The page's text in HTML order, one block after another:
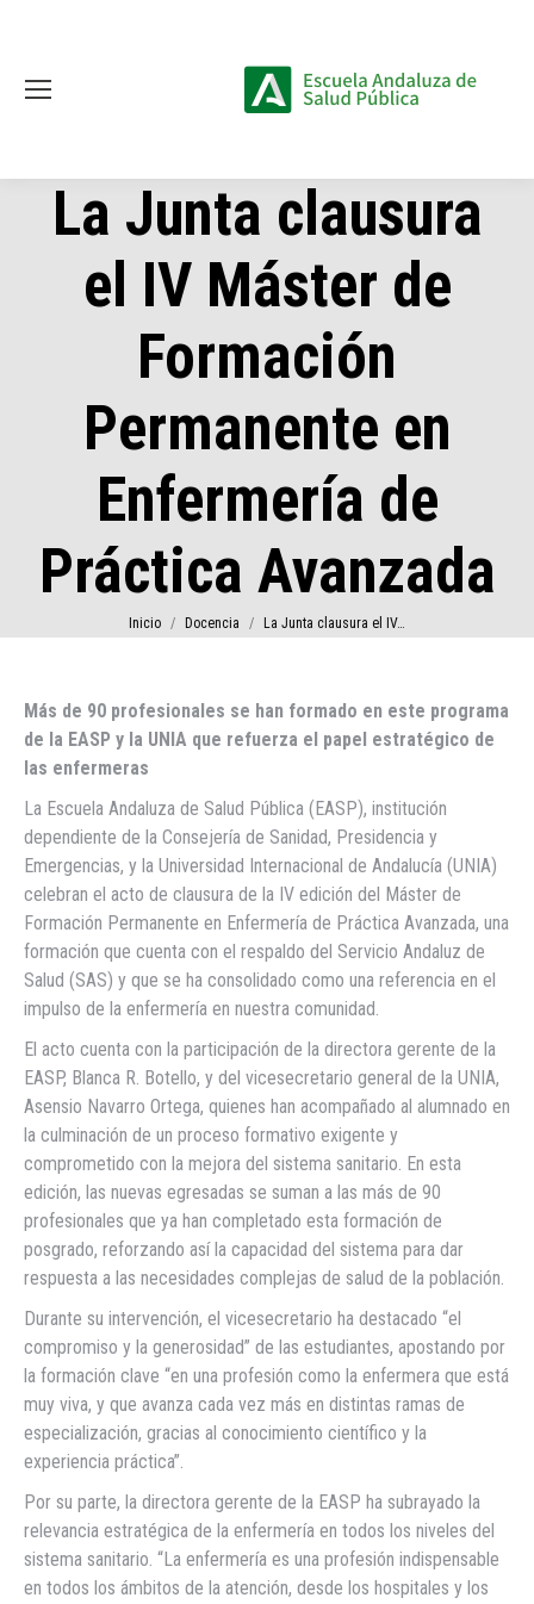
La Junta clausura
el IV Máster de
Formación
Permanente en
Enfermería de
Práctica Avanzada
Estás aquí:
Inicio Docencia La Junta clausura el IV…
Más de 90 profesionales se han formado en este programa
de la EASP y la UNIA que refuerza el papel estratégico de
las enfermeras
La Escuela Andaluza de Salud Pública (EASP), institución
dependiente de la Consejería de Sanidad, Presidencia y
Emergencias, y la Universidad Internacional de Andalucía (UNIA)
celebran el acto de clausura de la IV edición del Máster de
Formación Permanente en Enfermería de Práctica Avanzada, una
formación que cuenta con el respaldo del Servicio Andaluz de
Salud (SAS) y que se ha consolidado como una referencia en el
impulso de la enfermería en nuestra comunidad.
El acto cuenta con la participación de la directora gerente de la
EASP, Blanca R. Botello, y del vicesecretario general de la UNIA,
Asensio Navarro Ortega, quienes han acompañado al alumnado en
la culminación de un proceso formativo exigente y
comprometido con la mejora del sistema sanitario. En esta
edición, las nuevas egresadas se suman a las más de 90
profesionales que ya han completado esta formación de
posgrado, reforzando así la capacidad del sistema para dar
respuesta a las necesidades complejas de salud de la población.
Durante su intervención, el vicesecretario ha destacado “el
compromiso y la generosidad” de las estudiantes, apostando por
la formación clave “en una profesión como la enfermera que está
muy viva, y que avanza cada vez más en distintas ramas de
especialización, gracias al conocimiento científico y la
experiencia práctica”.
Por su parte, la directora gerente de la EASP ha subrayado la
relevancia estratégica de la enfermería en todos los niveles del
sistema sanitario. “La enfermería es una profesión indispensable
en todos los ámbitos de la atención, desde los hospitales y los